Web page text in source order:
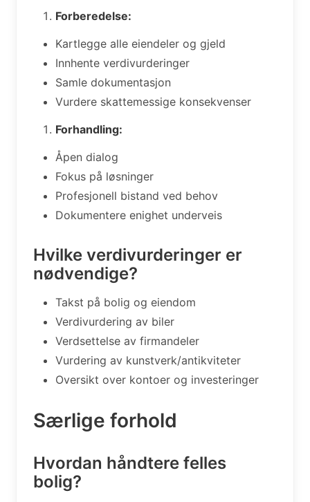
Forberedelse:
Kartlegge alle eiendeler og gjeld
Innhente verdivurderinger
Samle dokumentasjon
Vurdere skattemessige konsekvenser
Forhandling:
Åpen dialog
Fokus på løsninger
Profesjonell bistand ved behov
Dokumentere enighet underveis
Hvilke verdivurderinger er
nødvendige?
Takst på bolig og eiendom
Verdivurdering av biler
Verdsettelse av firmandeler
Vurdering av kunstverk/antikviteter
Oversikt over kontoer og investeringer
Særlige forhold
Hvordan håndtere felles
bolig?